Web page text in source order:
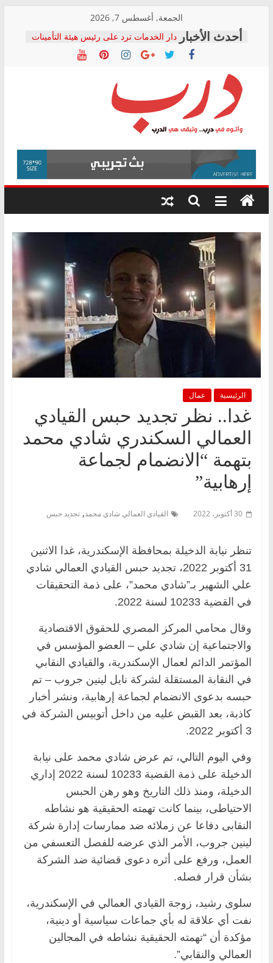
content
الجمعة, أغسطس 7, 2026
دار الخدمات ترد على رئيس هيئة التأمينات
بعد مؤتمره الصحفي: إنكار الأزمة لا ينهي
معاناة أصحاب المعاشات.. ونطالب بكشف
فرحات سليمان يكتب: القطاع الصحي إلى
أين؟
حزب التحالف الشعبي يطلق لجنة “الحق
في الصحة” بالإسكندرية لرصد الانتهاكات
ودعم المرضى
الوزاري لمدينة الصحفيين.. وانتهاء أعمال
إنشاء المبنى الإداري
المجلس القومي لحقوق الإنسان يعلن
متابعة قضية الدكتور محمد زهران.. ويؤكد:
قرينة البراءة وضمانات المحاكمة العادلة
درب
وأتوه
درب..
وتبقى
هي
الرئيسية عمال
غدا.. نظر تجديد حبس القيادي
العمالي السكندري شادي محمد
بتهمة “الانضمام لجماعة
إرهابية”
30 أكتوبر، 2022 القيادي العمالي شادي محمد, تجديد حبس
تنظر نيابة الدخيلة بمحافظة الإسكندرية، غدا الاثنين
31 أكتوبر 2022، تجديد حبس القيادي العمالي شادي
علي الشهير بـ”شادي محمد”، على ذمة التحقيقات
في القضية 10233 لسنة 2022.
وقال محامي المركز المصري للحقوق الاقتصادية
والاجتماعية إن شادي علي – العضو المؤسس في
المؤتمر الدائم لعمال الإسكندرية، والقيادي النقابي
في النقابة المستقلة لشركة نايل لينين جروب – تم
حبسه بدعوى الانضمام لجماعة إرهابية، ونشر أخبار
كاذبة، بعد القبض عليه من داخل أتوبيس الشركة في
3 أكتوبر 2022.
وفي اليوم التالي، تم عرض شادي محمد على نيابة
الدخيلة على ذمة القضية 10233 لسنة 2022 إداري
الدخيلة، ومنذ ذلك التاريخ وهو رهن الحبس
الاحتياطى، بينما كانت تهمته الحقيقية هو نشاطه
النقابى دفاعا عن زملائه ضد ممارسات إدارة شركة
لينين جروب، الأمر الذي عرضه للفصل التعسفي من
العمل، ورفع على أثره دعوى قضائية ضد الشركة
بشأن قرار فصله.
سلوى رشيد، زوجة القيادي العمالي في الإسكندرية،
نفت أي علاقة له بأي جماعات سياسية أو دينية،
مؤكدة أن “تهمته الحقيقية نشاطه في المجالين
العمالي والنقابي”.